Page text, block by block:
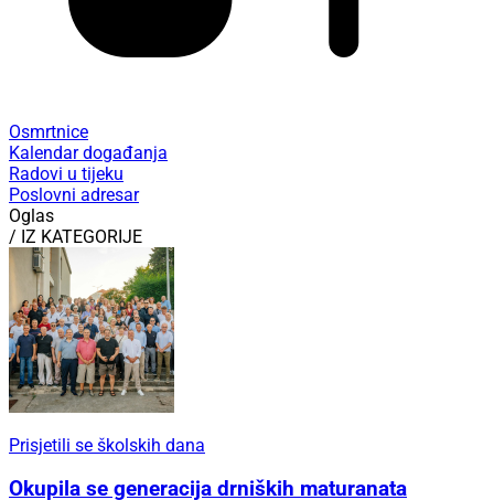
Osmrtnice
Kalendar događanja
Radovi u tijeku
Poslovni adresar
Oglas
/ IZ KATEGORIJE
Prisjetili se školskih dana
Okupila se generacija drniških maturanata